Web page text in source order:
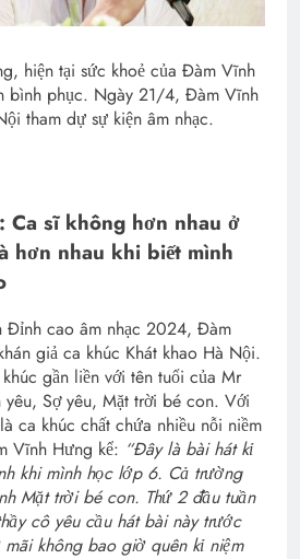
hiện tại sức khoẻ của Đàm Vĩnh
bình phục. Ngày 21/4, Đàm Vĩnh
tham dự sự kiện âm nhạc.
Ca sĩ không hơn nhau ở
hơn nhau khi biết mình
Đỉnh cao âm nhạc 2024, Đàm
giả ca khúc Khát khao Hà Nội.
gần liền với tên tuổi của Mr
Sợ yêu, Mặt trời bé con. Với
ca khúc chất chứa nhiều nỗi niềm
Vĩnh Hưng kể: “Đây là bài hát kỉ
khi mình học lớp 6. Cả trường
Mặt trời bé con. Thứ 2 đầu tuần
cô yêu cầu hát bài này trước
không bao giờ quên kỉ niệm